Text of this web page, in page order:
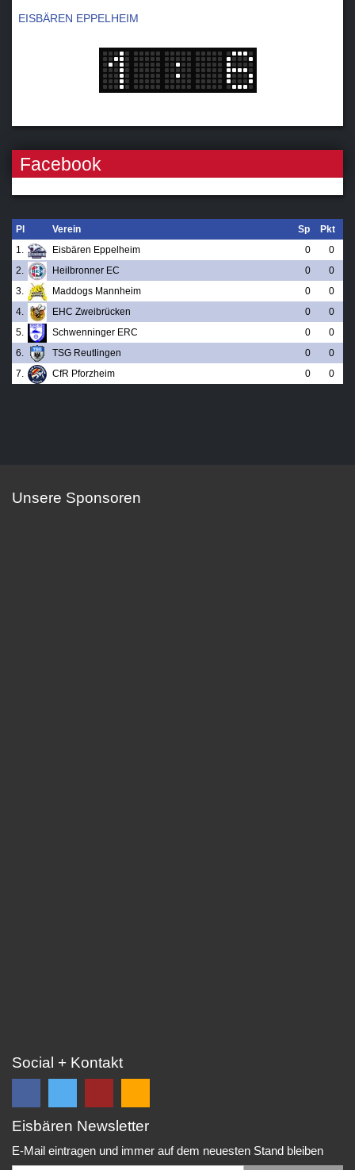
EISBÄREN EPPELHEIM
Facebook
Pl Verein Sp
Pkt
1.
Eisbären Eppelheim 0
0
2.
Heilbronner EC 0
0
3.
Maddogs Mannheim 0
0
4.
EHC Zweibrücken 0
0
5.
Schwenninger ERC 0
0
6.
TSG Reutlingen 0
0
7.
CfR Pforzheim 0 0
Unsere Sponsoren
Social + Kontakt
Folge
auf
Folge
auf
EC
Eppelheim
Falls
unsere
Eisbären Newsletter
E-Mail eintragen und immer auf dem neuesten Stand bleiben